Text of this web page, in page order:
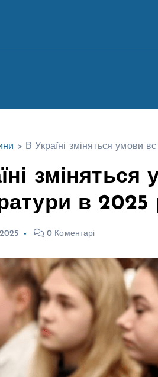
> В Україні зміняться умови
в 2025
0 Коментарі